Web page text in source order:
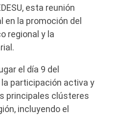
esta reunión
en la promoción del
regional y la
el día 9 del
participación activa y
principales clústeres
incluyendo el